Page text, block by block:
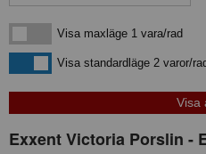
Visa maxläge 1 vara/rad
Visa maxläge 1 vara/rad
Visa standardlägeVisa standardläge 2 varor/
Exxent Victoria Porslin -